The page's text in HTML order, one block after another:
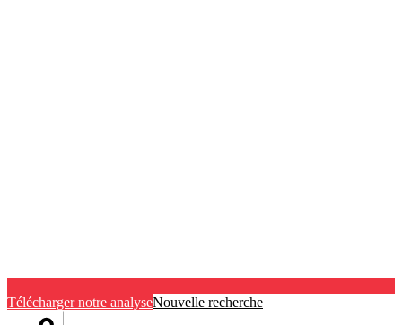
Télécharger notre analyseNouvelle recherche